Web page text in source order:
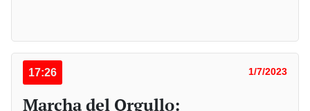
17:26 1/7/2023
Marcha del Orgullo: